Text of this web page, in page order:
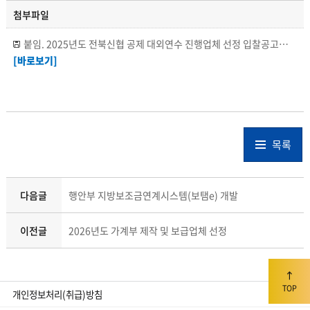
첨부파일
붙임. 2025년도 전북신협 공제 대외연수 진행업체 선정 입찰공고문.hwp
[바로보기]
목록
다음글 행안부 지방보조금연계시스템(보탬e) 개발
이전글 2026년도 가계부 제작 및 보급업체 선정
개인정보처리(취급)방침 TOP